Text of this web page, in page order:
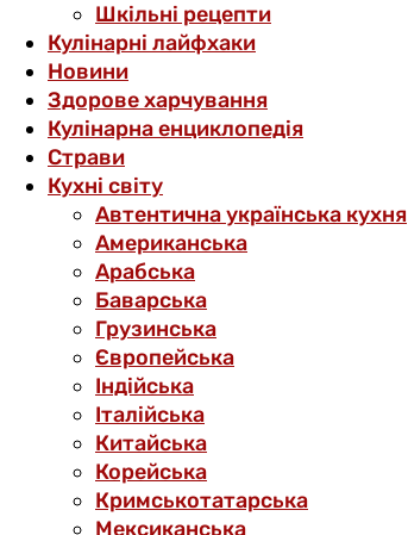
Шкільні рецепти
Кулінарні лайфхаки
Новини
Здорове харчування
Кулінарна енциклопедія
Страви
Кухні світу
Автентична українська кухня
Американська
Арабська
Баварська
Грузинська
Європейська
Індійська
Італійська
Китайська
Корейська
Кримськотатарська
Мексиканська